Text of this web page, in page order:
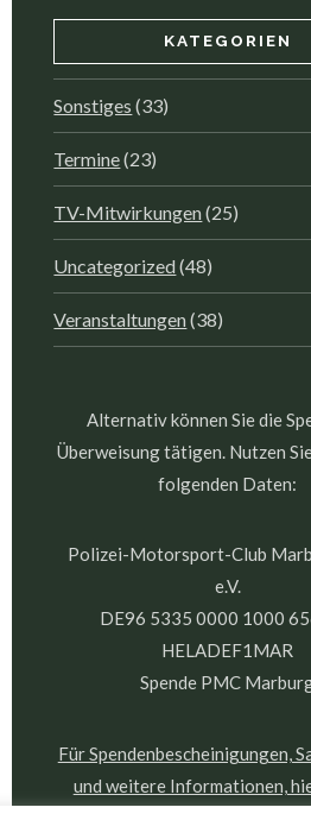
KATEGORIEN
Sonstiges (33)
Termine(23)
TV-Mitwirkungen(25)
Uncategorized(48)
Veranstaltungen(38)
Alternativ können Sie die
Überweisung tätigen. Nutzen
folgenden Daten:
Polizei-Motorsport-Club
e.V.
DE96 5335 0000 1000
HELADEF1MAR
Spende PMC
Für Spendenbescheinigungen,
und weitere Informationen,